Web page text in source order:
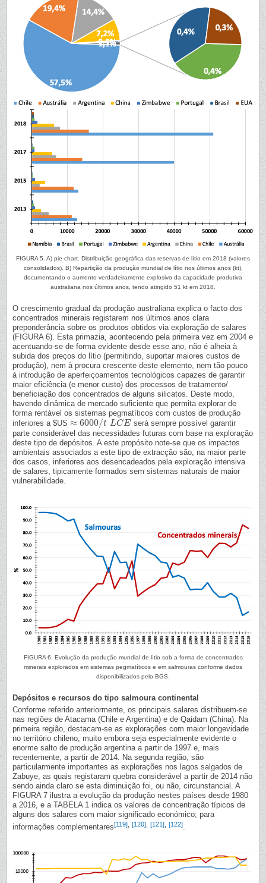
FIGURA 5. A) pie-chart. Distribuição geográfica das reservas de lítio em 2018 (valores
consolidados). B) Repartição da produção mundial de lítio nos últimos anos (kt),
documentando o aumento verdadeiramente explosivo da capacidade produtiva
australiana nos últimos anos, tendo atingido 51 kt em 2018.
O crescimento gradual da produção australiana explica o facto dos
concentrados minerais registarem nos últimos anos clara
preponderância sobre os produtos obtidos via exploração de salares
(FIGURA 6). Esta primazia, acontecendo pela primeira vez em 2004 e
acentuando-se de forma evidente desde esse ano, não é alheia à
subida dos preços do lítio (permitindo, suportar maiores custos de
produção), nem à procura crescente deste elemento, nem tão pouco
à introdução de aperfeiçoamentos tecnológicos capazes de garantir
maior eficiência (e menor custo) dos processos de tratamento/
beneficiação dos concentrados de alguns silicatos. Deste modo,
havendo dinâmica de mercado suficiente que permita explorar de
forma rentável os sistemas pegmatíticos com custos de produção
inferiores a $US ≈ 6000/t LCE
≈6000/tLCE
será sempre possível garantir
parte considerável das necessidades futuras com base na exploração
deste tipo de depósitos. A este propósito note-se que os impactos
ambientais associados a este tipo de extracção são, na maior parte
dos casos, inferiores aos desencadeados pela exploração intensiva
de salares, tipicamente formados sem sistemas naturais de maior
vulnerabilidade.
FIGURA 6. Evolução da produção mundial de lítio sob a forma de concentrados
minerais explorados em sistemas pegmatíticos e em salmouras conforme dados
disponibilizados pelo BGS.
Depósitos e recursos do tipo salmoura continental
Conforme referido anteriormente, os principais salares distribuem-se
nas regiões de Atacama (Chile e Argentina) e de Qaidam (China). Na
primeira região, destacam-se as explorações com maior longevidade
no território chileno, muito embora seja especialmente evidente o
enorme salto de produção argentina a partir de 1997 e, mais
recentemente, a partir de 2014. Na segunda região, são
particularmente importantes as explorações nos lagos salgados de
Zabuye, as quais registaram quebra considerável a partir de 2014 não
sendo ainda claro se esta diminuição foi, ou não, circunstancial. A
FIGURA 7 ilustra a evolução da produção nestes países desde 1980
a 2016, e a TABELA 1 indica os valores de concentração típicos de
alguns dos salares com maior significado económico; para
informações complementares[119] [120] [121] [122].